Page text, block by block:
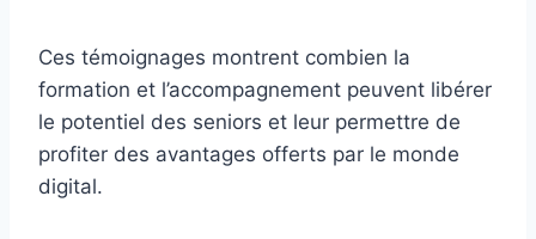
Ces témoignages montrent combien la
formation et l’accompagnement peuvent libérer
le potentiel des seniors et leur permettre de
profiter des avantages offerts par le monde
digital.